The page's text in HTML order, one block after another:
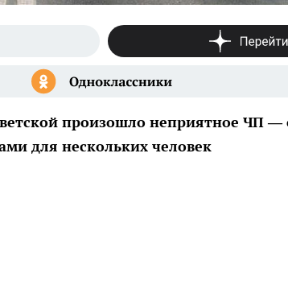
произошло неприятное ЧП —
для нескольких человек